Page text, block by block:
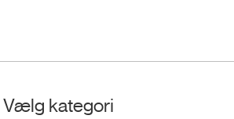
Vælg kategori